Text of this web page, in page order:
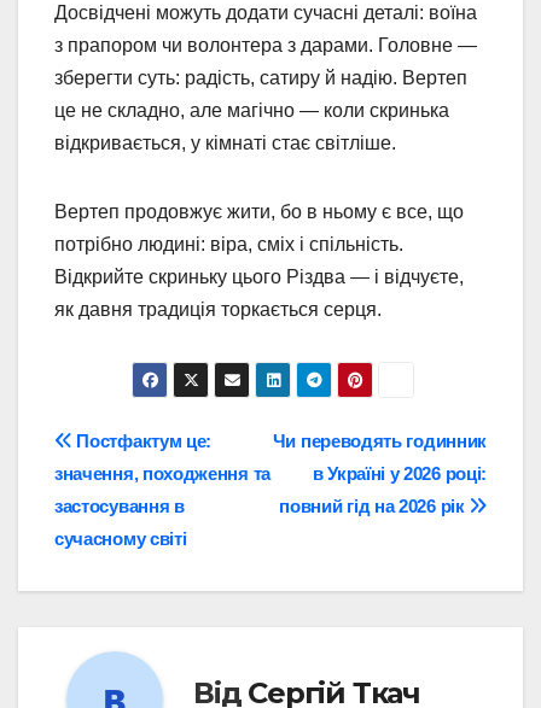
Досвідчені можуть додати сучасні деталі: воїна
з прапором чи волонтера з дарами. Головне —
зберегти суть: радість, сатиру й надію. Вертеп
це не складно, але магічно — коли скринька
відкривається, у кімнаті стає світліше.
Вертеп продовжує жити, бо в ньому є все, що
потрібно людині: віра, сміх і спільність.
Відкрийте скриньку цього Різдва — і відчуєте,
як давня традиція торкається серця.
Навігація
записів
Чи переводять годинник
в Україні у 2026 році:
повний гід на 2026 рік
Постфактум це:
значення, походження та
застосування в
сучасному світі
Від Сергій Ткач